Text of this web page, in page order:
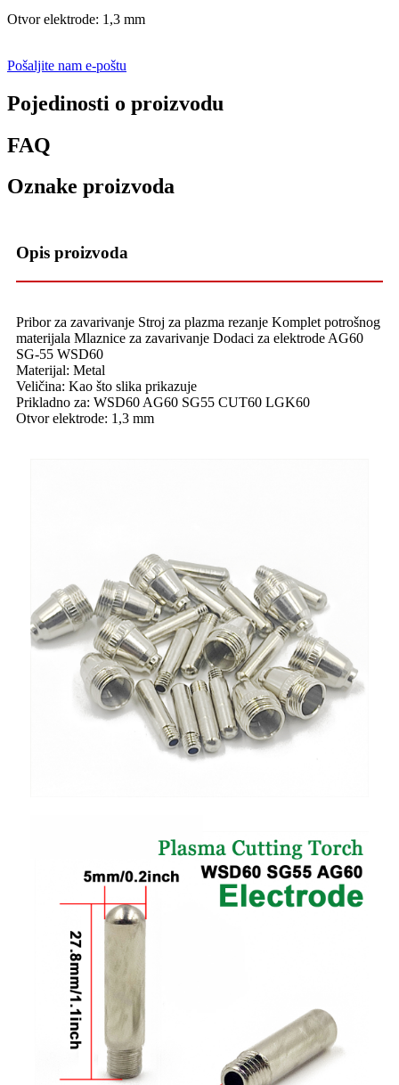
Otvor elektrode: 1,3 mm
Pošaljite nam e-poštu
Pojedinosti o proizvodu
FAQ
Oznake proizvoda
Opis proizvoda
Pribor za zavarivanje Stroj za plazma rezanje Komplet potrošnog
materijala Mlaznice za zavarivanje Dodaci za elektrode AG60
SG-55 WSD60
Materijal: Metal
Veličina: Kao što slika prikazuje
Prikladno za: WSD60 AG60 SG55 CUT60 LGK60
Otvor elektrode: 1,3 mm